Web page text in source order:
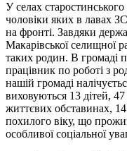
У селах
чоловіки яких в лавах
на фронті. Завдяки
Макарівської селищної
таких родин. В громаді
працівник по роботі з
нашій громаді
виховуються 13 дітей,
життєвих обставинах,
похилого віку, що
особливої соціальної